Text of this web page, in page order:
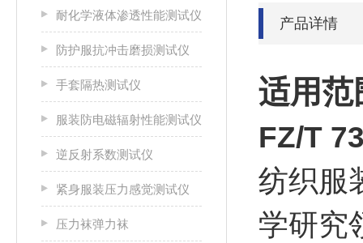
耐化学液体渗透性能测试仪
防护服抗冲击磨损测试仪
手套隔热测试仪
服装防电磁辐射性能测试仪
逆反射系数测试仪
紧身服装压力感觉测试仪
压力袜弹力袜
产品详情
适用范
FZ/T
纺织服
学研究